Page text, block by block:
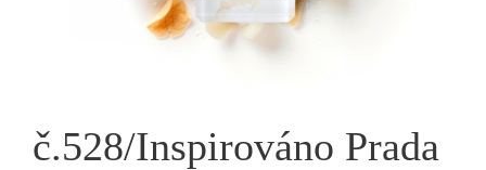
č.528/Inspirováno Prada